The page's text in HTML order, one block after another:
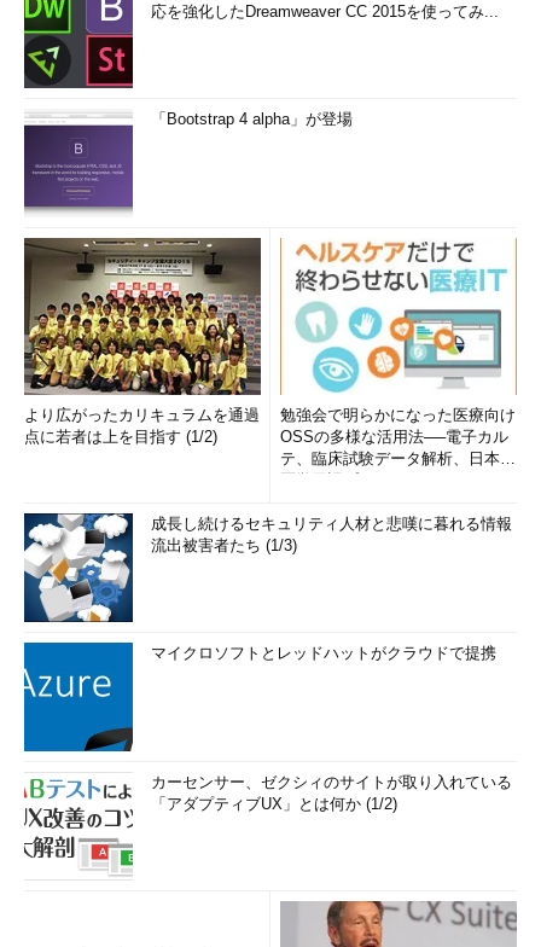
応を強化したDreamweaver CC 2015を使ってみ...
「Bootstrap 4 alpha」が登場
より広がったカリキュラムを通過
点に若者は上を目指す (1/2)
勉強会で明らかになった医療向け
OSSの多様な活用法──電子カル
テ、臨床試験データ解析、日本語
成長し続けるセキュリティ人材と悲嘆に暮れる情報
流出被害者たち (1/3)
マイクロソフトとレッドハットがクラウドで提携
カーセンサー、ゼクシィのサイトが取り入れている
「アダプティブUX」とは何か (1/2)